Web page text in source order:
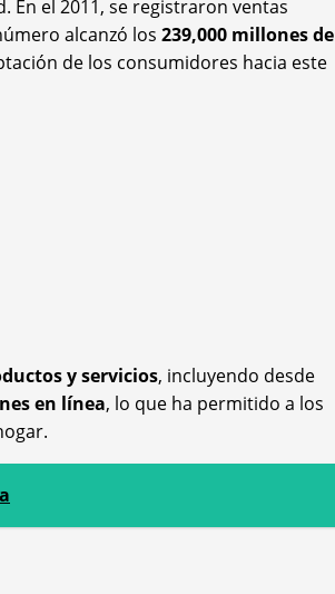
En el 2011, se registraron ventas
alcanzó los 239,000 millones de
de los consumidores hacia este
y servicios, incluyendo desde
en línea, lo que ha permitido a los